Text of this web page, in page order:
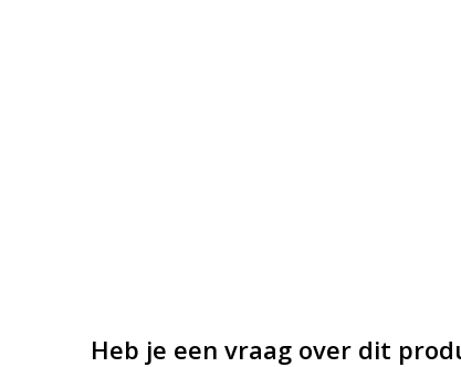
Heb je een vraag over dit